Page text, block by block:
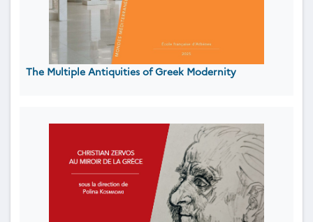
The Multiple Antiquities of Greek Modernity